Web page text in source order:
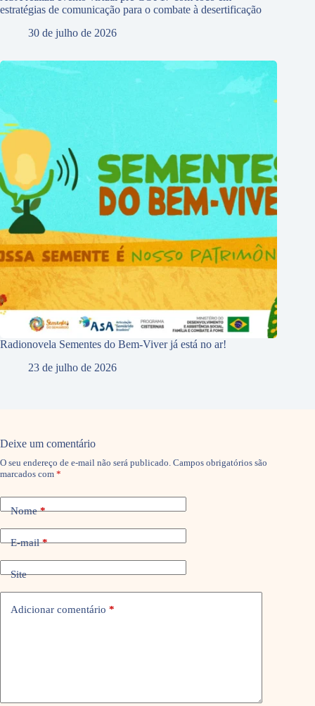
estratégias de comunicação para o combate à desertificação
30 de julho de 2026
Radionovela Sementes do Bem-Viver já está no ar!
23 de julho de 2026
Deixe um comentário
O seu endereço de e-mail não será publicado. Campos obrigatórios são
marcados com *
Nome*
E-mail*
Site
Adicionar comentário *